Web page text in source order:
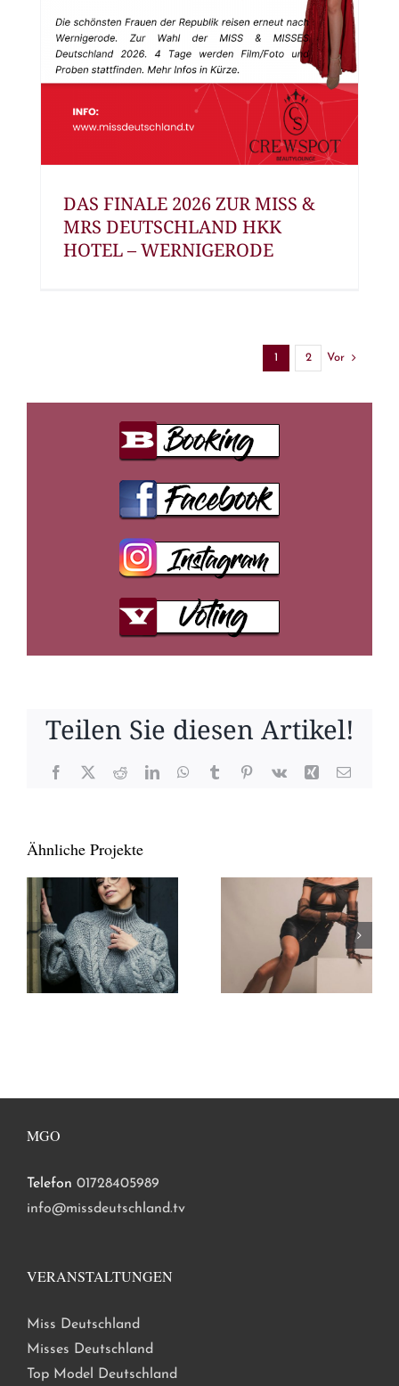
DAS FINALE 2026 ZUR MISS &
MRS DEUTSCHLAND HKK
HOTEL – WERNIGERODE
1 2 Vor
Teilen Sie diesen Artikel!
Facebook
X RedditLinkedInWhatsApp
TumblrPinterest
Vk Xing E-
Ähnliche Projekte
MGO
Telefon 01728405989
info@missdeutschland.tv
VERANSTALTUNGEN
Miss Deutschland
Misses Deutschland
Top Model Deutschland